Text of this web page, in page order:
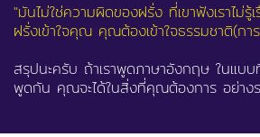
"มันไม่ใช่ความผิดของฝรั่ง ที่เขาฟังเราไม่
ฝรั่งเข้าใจคุณ คุณต้องเข้าใจธรรมชาติ(กา
สรุปนะครับ ถ้าเราพูดภาษาอังกฤษ ในแบบ
พูดกัน คุณจะได้ในสิ่งที่คุณต้องการ อย่างร